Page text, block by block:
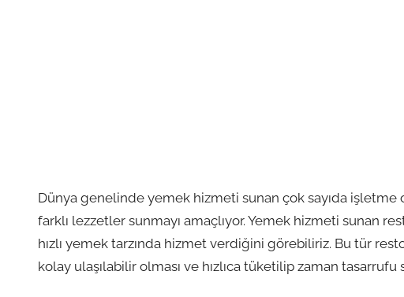
Dünya genelinde yemek hizmeti sunan çok sayıda
farklı lezzetler sunmayı amaçlıyor. Yemek hizmeti sunan
hızlı yemek tarzında hizmet verdiğini görebiliriz. Bu tür
kolay ulaşılabilir olması ve hızlıca tüketilip zaman